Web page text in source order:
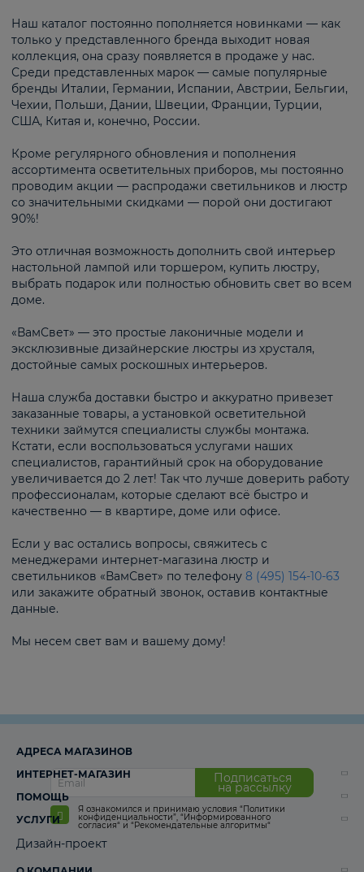
Наш каталог постоянно пополняется новинками — как
только у представленного бренда выходит новая
коллекция, она сразу появляется в продаже у нас.
Среди представленных марок — самые популярные
бренды Италии, Германии, Испании, Австрии, Бельгии,
Чехии, Польши, Дании, Швеции, Франции, Турции,
США, Китая и, конечно, России.
Кроме регулярного обновления и пополнения
ассортимента осветительных приборов, мы постоянно
проводим акции — распродажи светильников и люстр
со значительными скидками — порой они достигают
90%!
Это отличная возможность дополнить свой интерьер
настольной лампой или торшером, купить люстру,
выбрать подарок или полностью обновить свет во всем
доме.
«ВамСвет» — это простые лаконичные модели и
эксклюзивные дизайнерские люстры из хрусталя,
достойные самых роскошных интерьеров.
Наша служба доставки быстро и аккуратно привезет
заказанные товары, а установкой осветительной
техники займутся специалисты службы монтажа.
Кстати, если воспользоваться услугами наших
специалистов, гарантийный срок на оборудование
увеличивается до 2 лет! Так что лучше доверить работу
профессионалам, которые сделают всё быстро и
качественно — в квартире, доме или офисе.
Если у вас остались вопросы, свяжитесь с
менеджерами интернет-магазина люстр и
светильников «ВамСвет» по телефону 8 (495) 154-10-63
или закажите обратный звонок, оставив контактные
данные.
Мы несем свет вам и вашему дому!
Подписаться
на рассылку
Я ознакомился и принимаю условия “Политики
конфиденциальности”, “Информированного
согласия“ и “Рекомендательные алгоритмы“
АДРЕСА МАГАЗИНОВ
ИНТЕРНЕТ-МАГАЗИН
ПОМОЩЬ
УСЛУГИ
Дизайн-проект